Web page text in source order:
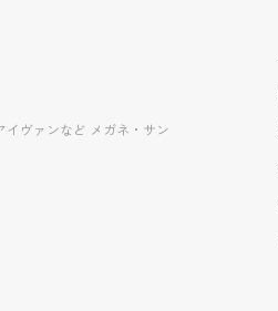
イヴァンなど メガネ・サン